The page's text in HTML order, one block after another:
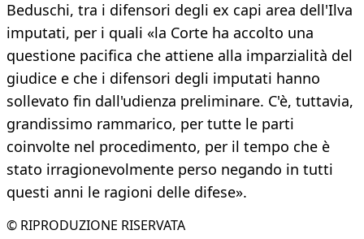
Beduschi, tra i difensori degli ex capi area dell'Ilva
imputati, per i quali «la Corte ha accolto una
questione pacifica che attiene alla imparzialità del
giudice e che i difensori degli imputati hanno
sollevato fin dall'udienza preliminare. C'è, tuttavia,
grandissimo rammarico, per tutte le parti
coinvolte nel procedimento, per il tempo che è
stato irragionevolmente perso negando in tutti
questi anni le ragioni delle difese».
© RIPRODUZIONE RISERVATA